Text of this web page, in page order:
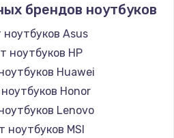
брендов ноутбуков
Asus
ноутбуков HP
Huawei
Honor
Lenovo
ноутбуков MSI